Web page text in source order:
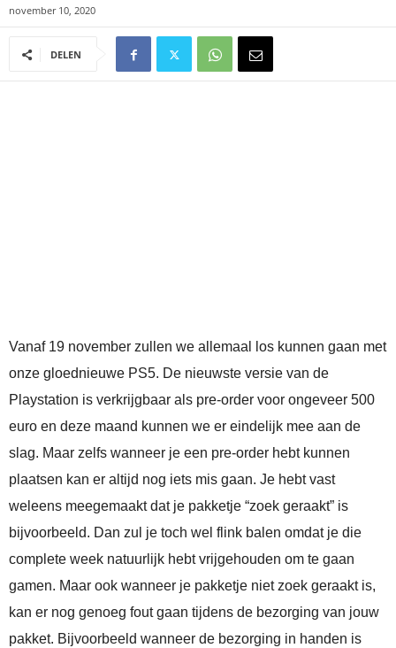
november 10, 2020
DELEN
Vanaf 19 november zullen we allemaal los kunnen gaan met
onze gloednieuwe PS5. De nieuwste versie van de
Playstation is verkrijgbaar als pre-order voor ongeveer 500
euro en deze maand kunnen we er eindelijk mee aan de
slag. Maar zelfs wanneer je een pre-order hebt kunnen
plaatsen kan er altijd nog iets mis gaan. Je hebt vast
weleens meegemaakt dat je pakketje “zoek geraakt” is
bijvoorbeeld. Dan zul je toch wel flink balen omdat je die
complete week natuurlijk hebt vrijgehouden om te gaan
gamen. Maar ook wanneer je pakketje niet zoek geraakt is,
kan er nog genoeg fout gaan tijdens de bezorging van jouw
pakket. Bijvoorbeeld wanneer de bezorging in handen is